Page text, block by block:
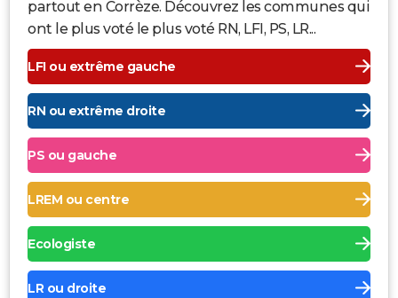
partout en Corrèze. Découvrez les communes qui
ont le plus voté le plus voté RN, LFI, PS, LR...
LFI ou extrême gauche
RN ou extrême droite
PS ou gauche
LREM ou centre
Ecologiste
LR ou droite